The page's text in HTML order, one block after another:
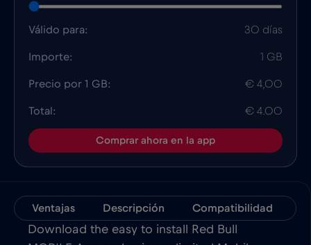
Válido para: 30 días
Importe: 1 GB
Precio por 1 GB: € 4,00
Total: € 4.00
Comprar ahora en la app
Ventajas Descripción Compatibilidad
Download the easy to install Red Bull